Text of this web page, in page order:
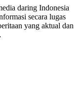
daring Indonesia
secara lugas
yang aktual dan